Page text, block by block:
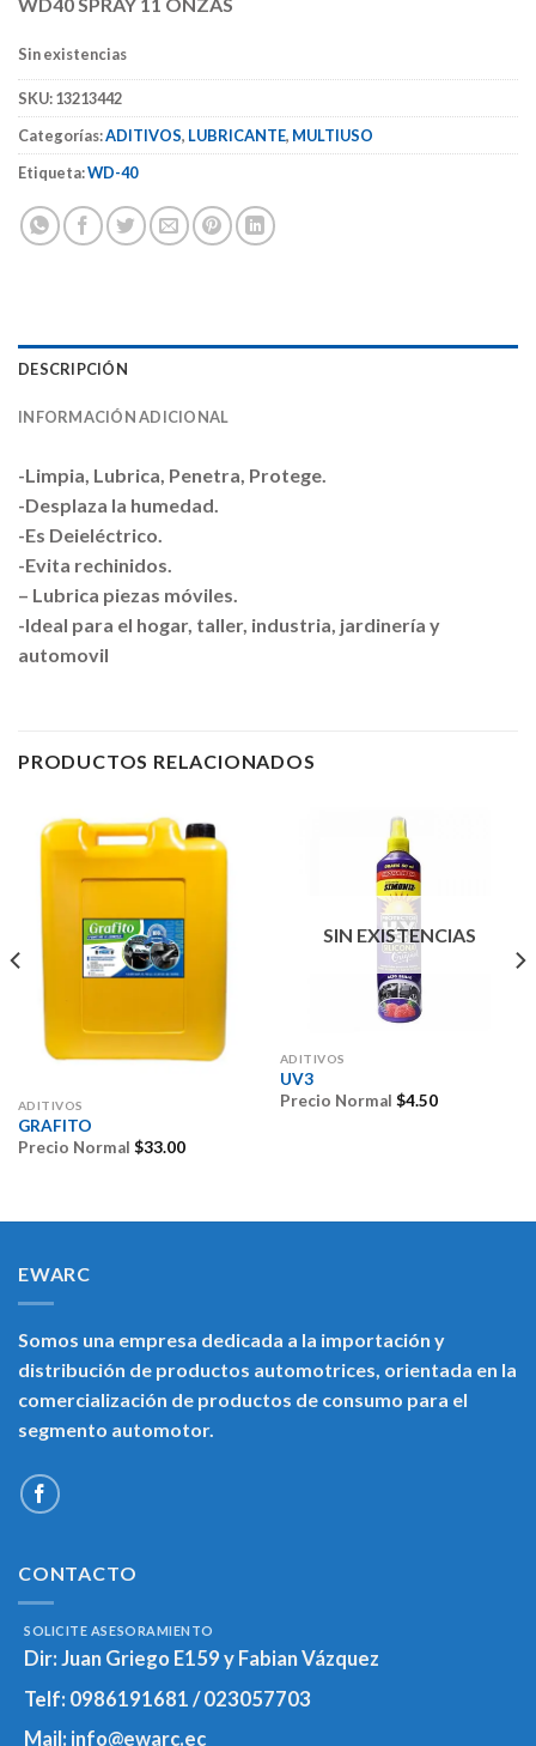
WD40 SPRAY 11 ONZAS
Sin existencias
SKU:13213442
Categorías:ADITIVOS, LUBRICANTE, MULTIUSO
Etiqueta:WD-40
DESCRIPCIÓN
INFORMACIÓN ADICIONAL
-Limpia, Lubrica, Penetra, Protege.
-Desplaza la humedad.
-Es Deieléctrico.
-Evita rechinidos.
– Lubrica piezas móviles.
-Ideal para el hogar, taller, industria, jardinería y
automovil
PRODUCTOS RELACIONADOS
ADITIVOS
GRAFITO
Precio Normal $33.00
SIN EXISTENCIAS
ADITIVOS
UV3
Precio Normal $4.50
EWARC
Somos una empresa dedicada a la importación y
distribución de productos automotrices, orientada en la
comercialización de productos de consumo para el
segmento automotor.
CONTACTO
SOLICITE ASESORAMIENTO
Dir: Juan Griego E159 y Fabian Vázquez
Telf: 0986191681 / 023057703
Mail: info@ewarc.ec